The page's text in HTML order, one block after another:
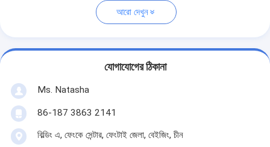
আরো দেখুন
যোগাযোগের ঠিকানা
Ms. Natasha
86-187 3863 2141
বিল্ডিং এ, ফেংকে সেন্টার, ফেংটাই জেলা, বেইজিং, চীন